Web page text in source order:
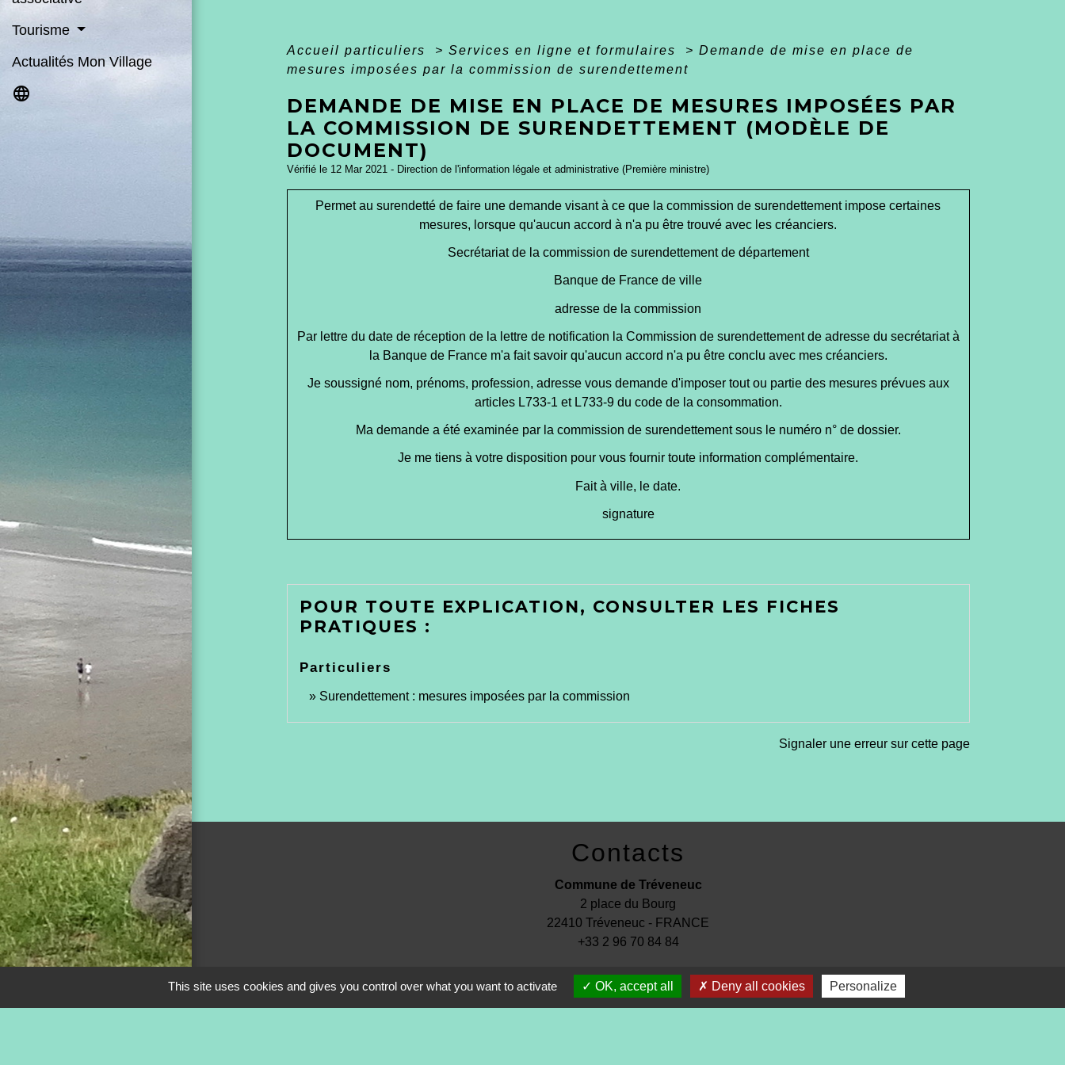
Tourisme
Actualités Mon Village
language
Accueil particuliers > Services en ligne et formulaires > Demande de mise en place de
mesures imposées par la commission de surendettement
DEMANDE DE MISE EN PLACE DE MESURES IMPOSÉES PAR
LA COMMISSION DE SURENDETTEMENT (MODÈLE DE
DOCUMENT)
Vérifié le 12 Mar 2021 - Direction de l'information légale et administrative (Première ministre)
Permet au surendetté de faire une demande visant à ce que la commission de surendettement impose certaines
mesures, lorsque qu'aucun accord à n'a pu être trouvé avec les créanciers.
Secrétariat de la commission de surendettement de département
Banque de France deville
adresse de la commission
Par lettre du date de réception de la lettre de notification la Commission de surendettement de adresse du secrétariat à
la Banque de Francem'a fait savoir qu'aucun accord n'a pu être conclu avec mes créanciers.
Je soussigné nom, prénoms, profession, adressevous demande d'imposer tout ou partie des mesures prévues aux
articles L733-1 et L733-9 du code de la consommation.
Ma demande a été examinée par la commission de surendettement sous le numéro n° de dossier.
Je me tiens à votre disposition pour vous fournir toute information complémentaire.
Fait àville, ledate.
signature
POUR TOUTE EXPLICATION, CONSULTER LES FICHES
PRATIQUES :
Particuliers
Surendettement : mesures imposées par la commission
Signaler une erreur sur cette page
Contacts
Commune de Tréveneuc
2 place du Bourg
22410 Tréveneuc - FRANCE
+33 2 96 70 84 84
This site uses cookies and gives you control over what you want to activate OK, accept all Deny all cookies Personalize